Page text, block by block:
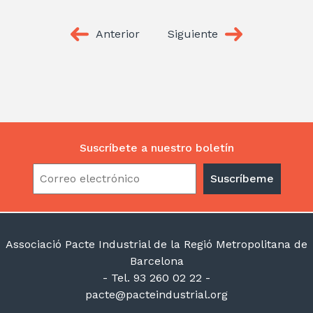
Anterior Siguiente
Suscríbete a nuestro boletín
Associació Pacte Industrial de la Regió Metropolitana de
Barcelona
- Tel. 93 260 02 22 -
pacte@pacteindustrial.org